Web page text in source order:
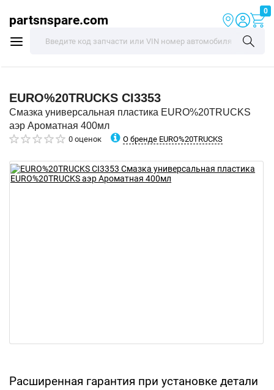
partsnspare.com
0
EURO%20TRUCKS CI3353
Смазка универсальная пластика EURO%20TRUCKS
аэр Ароматная 400мл
0 оценок О бренде EURO%20TRUCKS
Расширенная гарантия при установке детали